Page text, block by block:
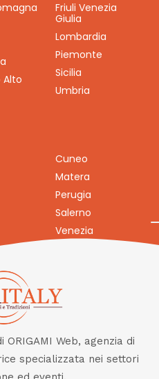
Friuli Venezia
Giulia
Lombardia
Piemonte
Sicilia
Alto
Umbria
Cuneo
Matera
Perugia
Salerno
Venezia
ORIGAMI Web, agenzia di
specializzata nei settori